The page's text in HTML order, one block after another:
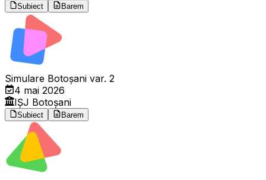
Subiect Barem
Simulare Botoșani var. 2
4 mai 2026
IȘJ Botoșani
Subiect Barem